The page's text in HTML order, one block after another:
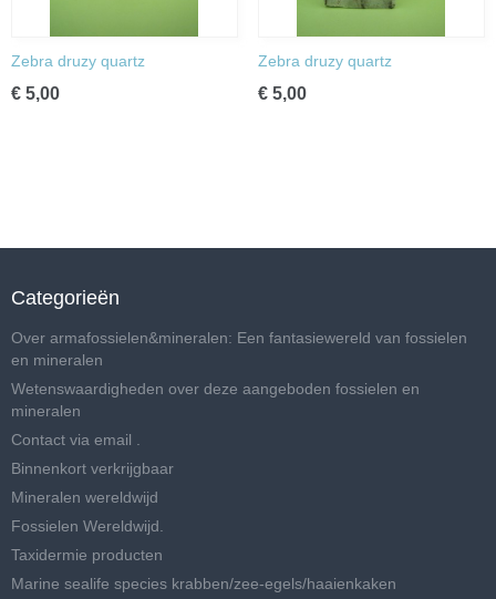
Zebra druzy quartz
€ 5,00
Zebra druzy quartz
€ 5,00
Categorieën
Over armafossielen&mineralen: Een fantasiewereld van fossielen
en mineralen
Wetenswaardigheden over deze aangeboden fossielen en
mineralen
Contact via email .
Binnenkort verkrijgbaar
Mineralen wereldwijd
Fossielen Wereldwijd.
Taxidermie producten
Marine sealife species krabben/zee-egels/haaienkaken